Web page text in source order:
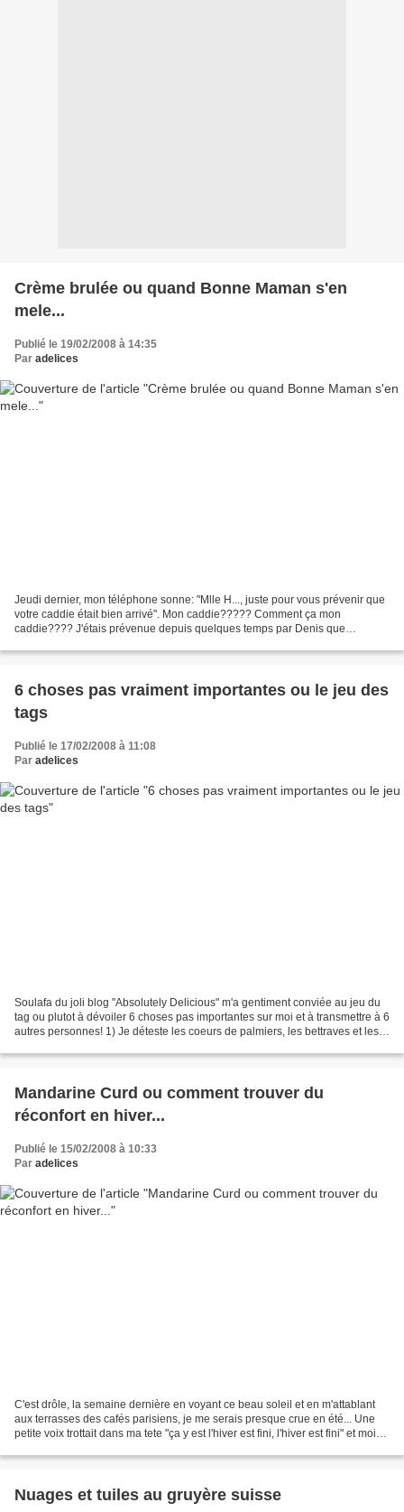
Crème brulée ou quand Bonne Maman s'en
mele...
Publié le 19/02/2008 à 14:35
Par adelices
Jeudi dernier, mon téléphone sonne: "Mlle H..., juste pour vous prévenir que
votre caddie était bien arrivé". Mon caddie????? Comment ça mon
caddie???? J'étais prévenue depuis quelques temps par Denis que
6 choses pas vraiment importantes ou le jeu des
tags
Publié le 17/02/2008 à 11:08
Par adelices
Soulafa du joli blog "Absolutely Delicious" m'a gentiment conviée au jeu du
tag ou plutot à dévoiler 6 choses pas importantes sur moi et à transmettre à 6
autres personnes! 1) Je déteste les coeurs de palmiers, les bettraves et les
Mandarine Curd ou comment trouver du
réconfort en hiver...
Publié le 15/02/2008 à 10:33
Par adelices
C'est drôle, la semaine dernière en voyant ce beau soleil et en m'attablant
aux terrasses des cafés parisiens, je me serais presque crue en été... Une
petite voix trottait dans ma tete "ça y est l'hiver est fini, l'hiver est fini" et moi
Nuages et tuiles au gruyère suisse